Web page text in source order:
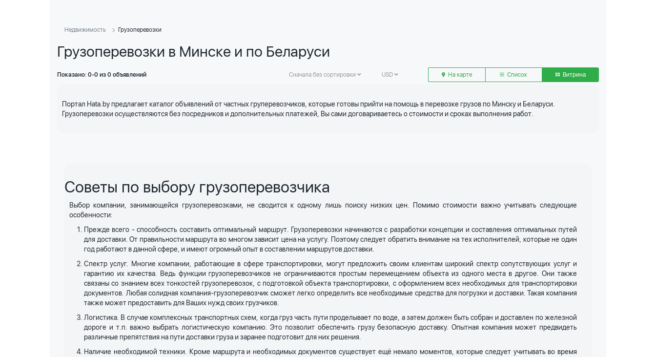
Недвижимость Грузоперевозки
Грузоперевозки в Минске и по Беларуси
Показано: 0-0 из 0 объявлений Сначала без сортировки USD На карте Список Витрина
Портал Hata.by предлагает каталог объявлений от частных груперевозчиков, которые готовы прийти на помощь в перевозке грузов по Минску и Беларуси.
Грузоперевозки осуществляются без посредников и дополнительных платежей, Вы сами договариваетесь о стоимости и сроках выполнения работ.
Советы по выбору грузоперевозчика
Выбор компании, занимающейся грузоперевозками, не сводится к одному лишь поиску низких цен. Помимо стоимости важно учитывать следующие
особенности:
Прежде всего - способность составить оптимальный маршрут. Грузоперевозки начинаются с разработки концепции и составления оптимальных путей
для доставки. От правильности маршрута во многом зависит цена на услугу. Поэтому следует обратить внимание на тех исполнителей, которые не один
год работают в данной сфере, и имеют огромный опыт в составлении маршрутов доставки.
Спектр услуг. Многие компании, работающие в сфере транспортировки, могут предложить своим клиентам широкий спектр сопутствующих услуг и
гарантию их качества. Ведь функции грузоперевозчиков не ограничиваются простым перемещением объекта из одного места в другое. Они также
связаны со знанием всех тонкостей грузоперевозок, с подготовкой объекта транспортировки, с оформлением всех необходимых для транспортировки
документов. Любая солидная компания-грузоперевозчик сможет легко определить все необходимые средства для погрузки и доставки. Такая компания
также может предоставить для Ваших нужд своих грузчиков.
Логистика. В случае комплексных транспортных схем, когда груз часть пути проделывает по воде, а затем должен быть собран и доставлен по железной
дороге и т.п. важно выбрать логистическую компанию. Это позволит обеспечить грузу безопасную доставку. Опытная компания может предвидеть
различные препятствия на пути доставки груза и заранее подготовит для них решения.
Наличие необходимой техники. Кроме маршрута и необходимых документов существует ещё немало моментов, которые следует учитывать во время